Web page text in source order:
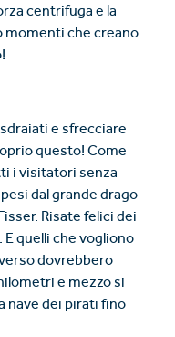
centrifuga e la
momenti che creano
e sfrecciare
questo! Come
i visitatori senza
dal grande drago
Risate felici dei
quelli che vogliono
dovrebbero
e mezzo si
nave dei pirati fino